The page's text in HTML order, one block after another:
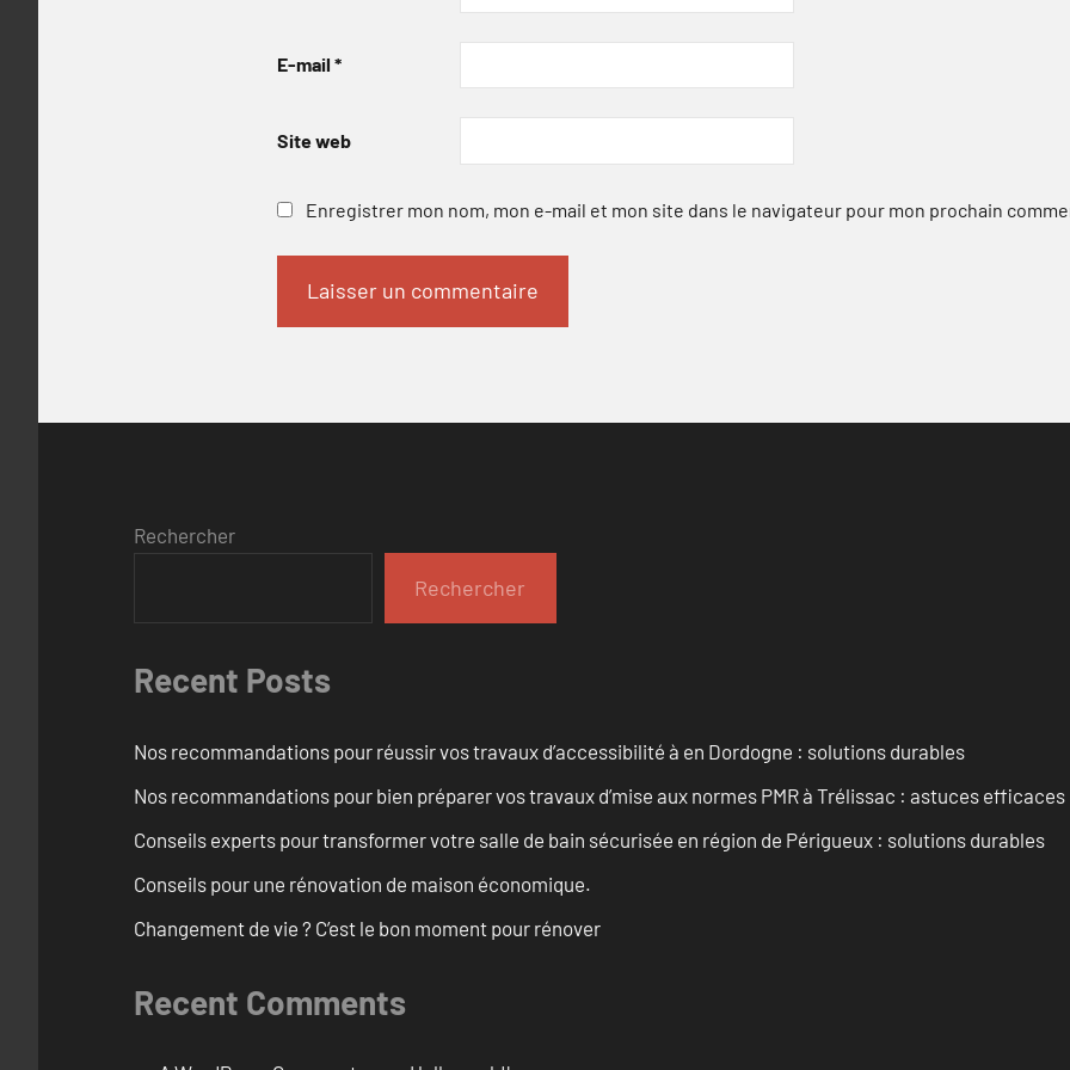
E-mail *
Site web
Enregistrer mon nom, mon e-mail et mon site dans le navigateur pour mon prochain
Rechercher
Rechercher
Recent Posts
Nos recommandations pour réussir vos travaux d’accessibilité à en Dordogne : solutions durables
Nos recommandations pour bien préparer vos travaux d’mise aux normes PMR à Trélissac : astuces efficaces
Conseils experts pour transformer votre salle de bain sécurisée en région de Périgueux : solutions durables
Conseils pour une rénovation de maison économique.
Changement de vie ? C’est le bon moment pour rénover
Recent Comments